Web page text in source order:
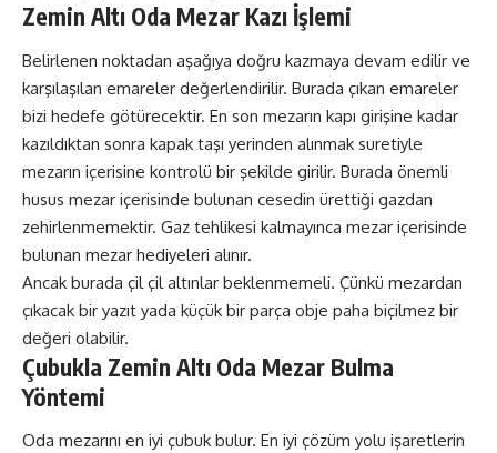
Zemin Altı Oda Mezar Kazı İşlemi
Belirlenen noktadan aşağıya doğru kazmaya devam edilir ve
karşılaşılan emareler değerlendirilir. Burada çıkan emareler
bizi hedefe götürecektir. En son mezarın kapı girişine kadar
kazıldıktan sonra kapak taşı yerinden alınmak suretiyle
mezarın içerisine kontrolü bir şekilde girilir. Burada önemli
husus mezar içerisinde bulunan cesedin ürettiği gazdan
zehirlenmemektir. Gaz tehlikesi kalmayınca mezar içerisinde
bulunan mezar hediyeleri alınır.
Ancak burada çil çil altınlar beklenmemeli. Çünkü mezardan
çıkacak bir yazıt yada küçük bir parça obje paha biçilmez bir
değeri olabilir.
Çubukla Zemin Altı Oda Mezar Bulma
Yöntemi
Oda mezarını en iyi çubuk bulur. En iyi çözüm yolu işaretlerin